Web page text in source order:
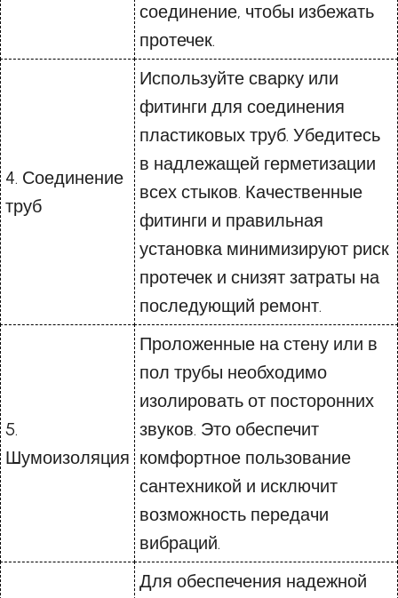
соединение, чтобы избежать
протечек.
4. Соединение
труб
Используйте сварку или
фитинги для соединения
пластиковых труб. Убедитесь
в надлежащей герметизации
всех стыков. Качественные
фитинги и правильная
установка минимизируют риск
протечек и снизят затраты на
последующий ремонт.
5.
Шумоизоляция
Проложенные на стену или в
пол трубы необходимо
изолировать от посторонних
звуков. Это обеспечит
комфортное пользование
сантехникой и исключит
возможность передачи
вибраций.
Для обеспечения надежной